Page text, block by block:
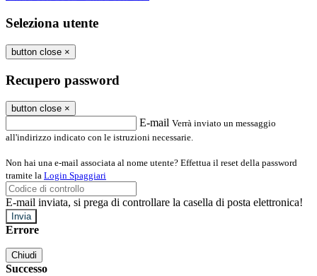
Seleziona utente
button close ×
Recupero password
button close ×
E-mail Verrà inviato un messaggio
all'indirizzo indicato con le istruzioni necessarie.
Non hai una e-mail associata al nome utente? Effettua il reset della password
tramite la Login Spaggiari
E-mail inviata, si prega di controllare la casella di posta elettronica!
Errore
Chiudi
Successo